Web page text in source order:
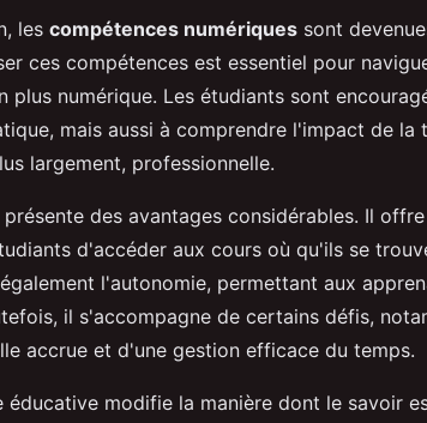
les compétences numériques sont
ces compétences est essentiel pour
plus numérique. Les étudiants sont
mais aussi à comprendre l'impact de la
largement, professionnelle.
présente des avantages considérables. Il
d'accéder aux cours où qu'ils se
l'autonomie, permettant aux
il s'accompagne de certains défis,
accrue et d'une gestion efficace du temps.
éducative modifie la manière dont le savoir